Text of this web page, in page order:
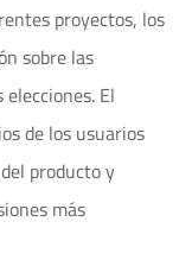
proyectos, los
sobre las
El
de los usuarios
producto y
más